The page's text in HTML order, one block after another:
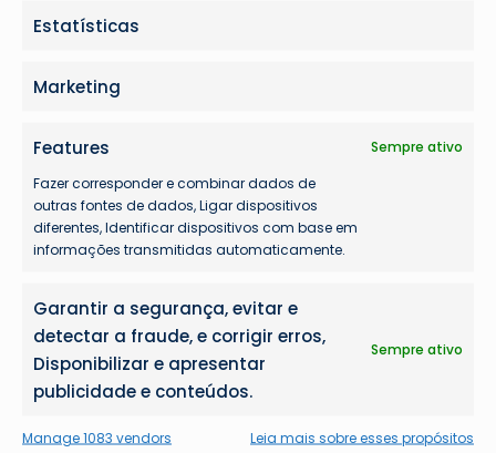
Estatísticas
Marketing
Features
Sempre ativo
Fazer corresponder e combinar dados de
outras fontes de dados, Ligar dispositivos
diferentes, Identificar dispositivos com base em
informações transmitidas automaticamente.
Garantir a segurança, evitar e
detectar a fraude, e corrigir erros,
Disponibilizar e apresentar
publicidade e conteúdos.
Sempre ativo
Manage 1083 vendors Leia mais sobre esses propósitos
Mais lidas